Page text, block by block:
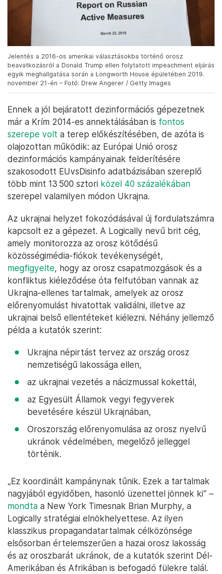
Jelentés a 2016-os amerikai választásokba történő orosz
beavatkozásról a Donald Trump ellen folytatott impeachment eljárás
egyik meghallgatása során a Longworth House épületében 2019.
november 21-én – Fotó: Drew Angerer / Getty Images
Ennek a jól bejáratott dezinformációs gépezetnek
már a Krím 2014-es annektálásában is fontos
szerepe volt a terep előkészítésében, de azóta is
olajozottan működik: az Európai Unió orosz
dezinformációs kampányainak felderítésére
szakosodott EUvsDisinfo adatbázisában szereplő
több mint 13 500 sztori közel 40 százalékában
szerepel valamilyen módon Ukrajna.
Az ukrajnai helyzet fokozódásával új fordulatszámra
kapcsolt ez a gépezet. A Logically nevű brit cég,
amely monitorozza az orosz kötődésű
közösségimédia-fiókok tevékenységét,
megfigyelte, hogy az orosz csapatmozgások és a
konfliktus kiéleződése óta felfutóban vannak az
Ukrajna-ellenes tartalmak, amelyek az orosz
előrenyomulást hivatottak validálni, illetve az
ukrajnai belső ellentéteket kiélezni. Néhány jellemző
példa a kutatók szerint:
Ukrajna népirtást tervez az ország orosz
nemzetiségű lakossága ellen,
az ukrajnai vezetés a nácizmussal kokettál,
az Egyesült Államok vegyi fegyverek
bevetésére készül Ukrajnában,
Oroszország előrenyomulása az orosz nyelvű
ukránok védelmében, megelőző jelleggel
történik.
„Ez koordinált kampánynak tűnik. Ezek a tartalmak
nagyjából egyidőben, hasonló üzenettel jönnek ki” –
mondta a New York Timesnak Brian Murphy, a
Logically stratégiai elnökhelyettese. Az ilyen
klasszikus propagandatartalmak célközönsége
elsősorban értelemszerűen a hazai orosz lakosság
és az oroszbarát ukránok, de a kutatók szerint Dél-
Amerikában és Afrikában is befogadó fülekre talál.